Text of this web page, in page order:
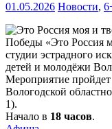
01.05.2026 Новости,
Победы «Это Россия
студии эстрадного
детей и молодёжи
Мероприятие пройдет
Вологодской
1).
Начало в 18 часов.